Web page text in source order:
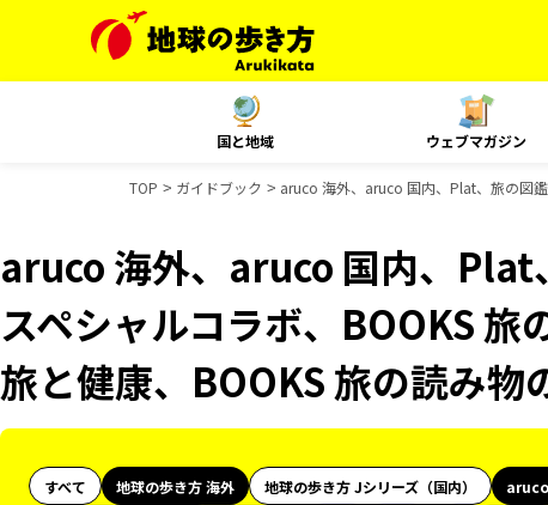
国と地域 ウェブマガジン
TOP ガイドブック aruco 海外、aruco 国内、Plat、旅の図
aruco 海外、aruco 国内、Plat
スペシャルコラボ、BOOKS 旅
旅と健康、BOOKS 旅の読み物
すべて 地球の歩き方 海外 地球の歩き方 Jシリーズ（国内）